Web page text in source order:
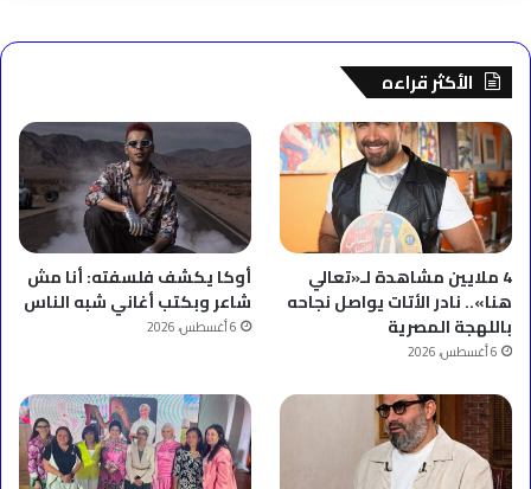
الأكثر قراءه
4 ملايين مشاهدة لـ«تعالي
هنا».. نادر الأتات يواصل نجاحه
باللهجة المصرية
6 أغسطس، 2026
أوكا يكشف فلسفته: أنا مش
شاعر وبكتب أغاني شبه الناس
6 أغسطس، 2026